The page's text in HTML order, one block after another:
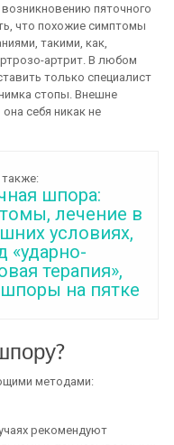
пяточного
что похожие симптомы
такими, как,
артрит. В любом
только специалист
стопы. Внешне
себя никак не
также:
шпора:
лечение в
условиях,
«ударно-
терапия»,
на пятке
методами:
рекомендуют